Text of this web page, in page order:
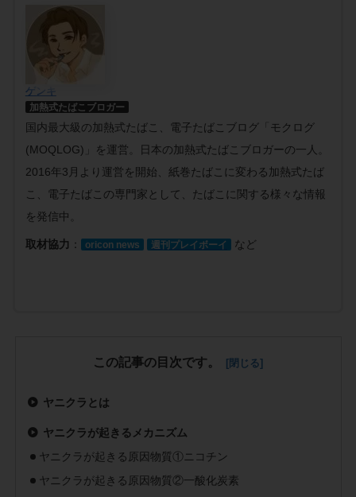
ゲンキ
加熱式たばこブロガー
国内最大級の加熱式たばこ、電子たばこブログ「モクログ
(MOQLOG)」を運営。日本の加熱式たばこブロガーの一人。
2016年3月より運営を開始、紙巻たばこに変わる加熱式たば
こ、電子たばこの専門家として、たばこに関する様々な情報
を発信中。
取材協力 ： oricon news 週刊プレイボーイ など
この記事の目次です。
ヤニクラとは
ヤニクラが起きるメカニズム
ヤニクラが起きる原因物質①ニコチン
ヤニクラが起きる原因物質②一酸化炭素